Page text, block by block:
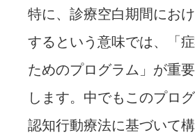
特に、診療空白期間にお
するという意味では、「
ためのプログラム」が重
します。中でもこのプロ
認知行動療法に基づいて